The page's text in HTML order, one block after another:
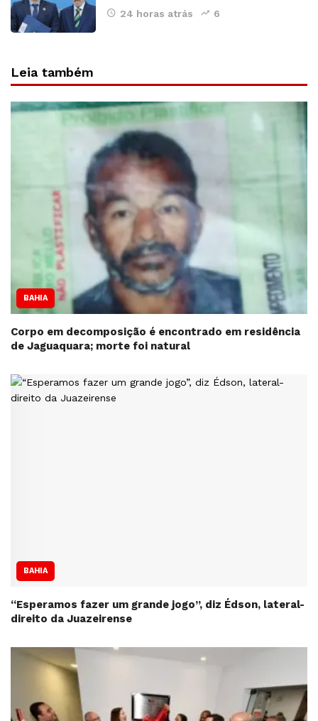
24 horas atrás 6
Leia também
BAHIA
Corpo em decomposição é encontrado em residência
de Jaguaquara; morte foi natural
BAHIA
“Esperamos fazer um grande jogo”, diz Édson, lateral-
direito da Juazeirense